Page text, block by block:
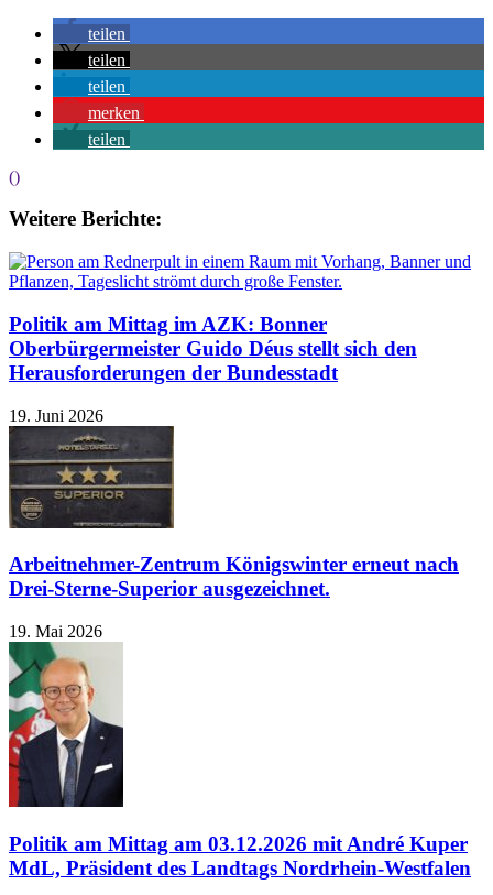
teilen
teilen
teilen
merken
teilen
()
Weitere Berichte:
Politik am Mittag im AZK: Bonner
Oberbürgermeister Guido Déus stellt sich den
Herausforderungen der Bundesstadt
19. Juni 2026
Arbeitnehmer-Zentrum Königswinter erneut nach
Drei-Sterne-Superior ausgezeichnet.
19. Mai 2026
Politik am Mittag am 03.12.2026 mit André Kuper
MdL, Präsident des Landtags Nordrhein-Westfalen